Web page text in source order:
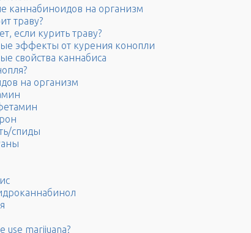
каннабиноидов на организм
траву?
если курить траву?
эффекты от курения конопли
свойства каннабиса
на организм
спиды
use marijuana?